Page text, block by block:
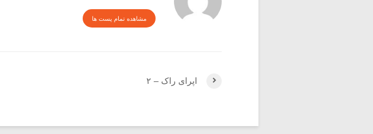
مشاهده تمام پست ها
اپرای راک – ۲